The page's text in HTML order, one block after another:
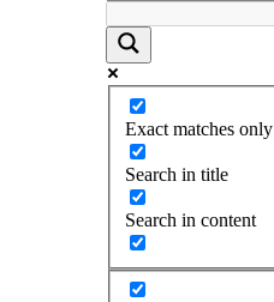
Exact matches only
Search in title
Search in content